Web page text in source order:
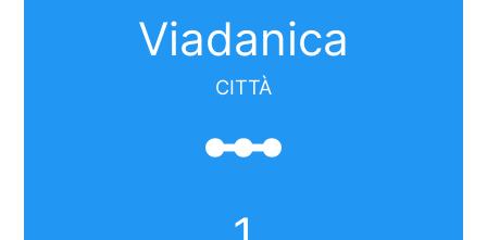
Viadanica
CITTÀ
linear_scale